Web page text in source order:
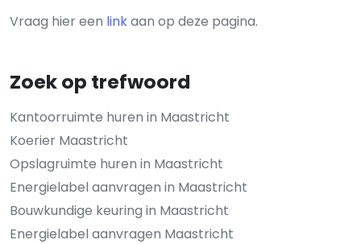
Vraag hier een linkaan op deze pagina.
Zoek op trefwoord
Kantoorruimte huren in Maastricht
Koerier Maastricht
Opslagruimte huren in Maastricht
Energielabel aanvragen in Maastricht
Bouwkundige keuring in Maastricht
Energielabel aanvragen Maastricht